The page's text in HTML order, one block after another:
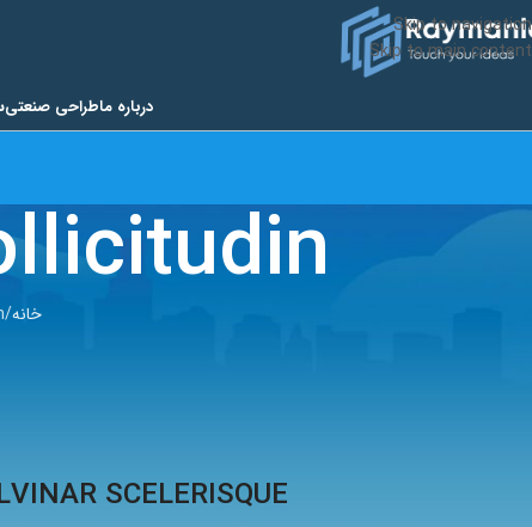
Skip to navigation
Skip to main content
درباره ماطراحی صنعتی
خانه
SCELERISQUE